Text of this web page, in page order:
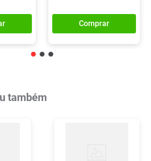
Comprar
também